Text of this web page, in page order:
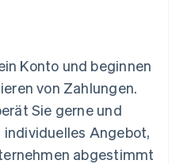
Konto und beginnen
von Zahlungen.
Sie gerne und
Angebot,
abgestimmt